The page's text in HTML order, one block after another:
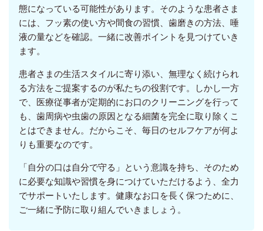
態になっている可能性があります。そのような患者さま
には、フッ素の使い方や間食の習慣、歯磨きの方法、唾
液の量などを確認。一緒に改善ポイントを見つけていき
ます。
患者さまの生活スタイルに寄り添い、無理なく続けられ
る方法をご提案するのが私たちの役割です。しかし一方
で、医療従事者が定期的にお口のクリーニングを行って
も、歯周病や虫歯の原因となる細菌を完全に取り除くこ
とはできません。だからこそ、毎日のセルフケアが何よ
りも重要なのです。
「自分の口は自分で守る」という意識を持ち、そのため
に必要な知識や習慣を身につけていただけるよう、全力
でサポートいたします。健康なお口を長く保つために、
ご一緒に予防に取り組んでいきましょう。